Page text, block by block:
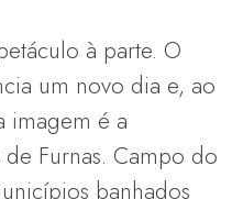
à parte. O
um novo dia e, ao
imagem é a
Furnas. Campo do
banhados